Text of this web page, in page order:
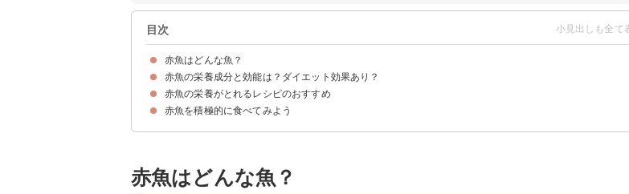
目次
赤魚はどんな魚？
赤魚の旬
赤魚のカロリー・糖質
赤魚の栄養成分と効能は？ダイエット効果あり？
①カリウム
②DHA・EPA
③ビタミンA
④タンパク質
赤魚の栄養がとれるレシピのおすすめ
①赤魚の粕漬け
②赤魚の煮付け
③赤魚のごま醤油焼き
⓸赤魚の西京焼き
赤魚を積極的に食べてみよう
赤魚はどんな魚？